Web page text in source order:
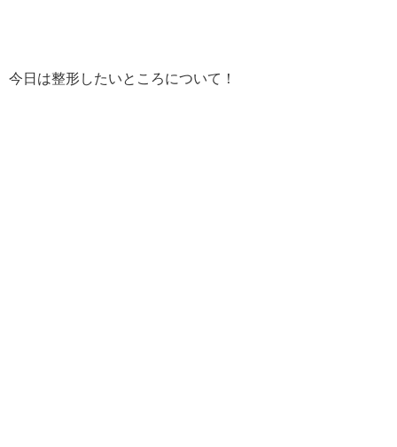
今日は整形したいところについて！